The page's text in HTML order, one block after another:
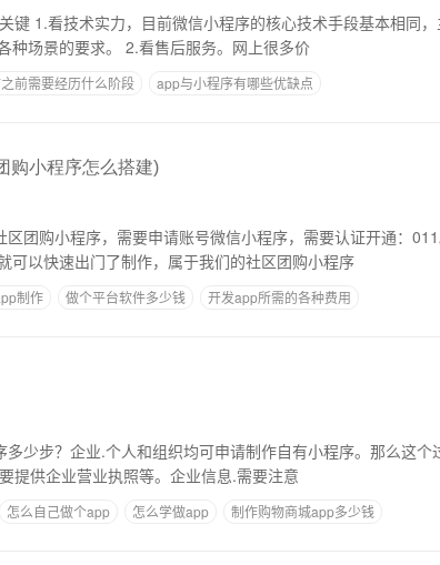
同，主
要看小程序本身功能是否完备，能否满足企业各种场景的要求。 2.看售后服务。网上很多价
前需要经历什么阶段
app与小程序有哪些优缺点
购小程序怎么搭建)
可以快速出门了制作，属于我们的社区团购小程序
制作 做个平台软件多少钱
开发app所需的各种费用
请认证，需要提供企业营业执照等。企业信息.需要注意
怎么自己做个app 怎么学做app
制作购物商城app多少钱